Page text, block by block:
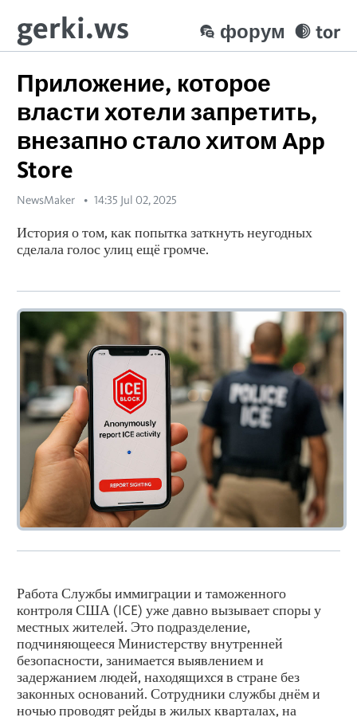
gerki.ws tor
форум
Приложение, которое
власти хотели запретить,
внезапно стало хитом App
Store
NewsMaker 14:35 Jul 02, 2025
История о том, как попытка заткнуть неугодных
сделала голос улиц ещё громче.
Работа Службы иммиграции и таможенного
контроля США (ICE) уже давно вызывает споры у
местных жителей. Это подразделение,
подчиняющееся Министерству внутренней
безопасности, занимается выявлением и
задержанием людей, находящихся в стране без
законных оснований. Сотрудники службы днём и
ночью проводят рейды в жилых кварталах, на